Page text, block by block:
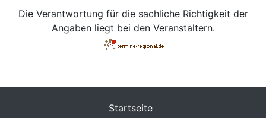
Die Verantwortung für die sachliche Richtigkeit der
Angaben liegt bei den Veranstaltern.
Startseite